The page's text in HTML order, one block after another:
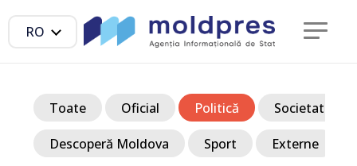
RO
Toate Oficial Politică Societate
Descoperă Moldova Sport Externe